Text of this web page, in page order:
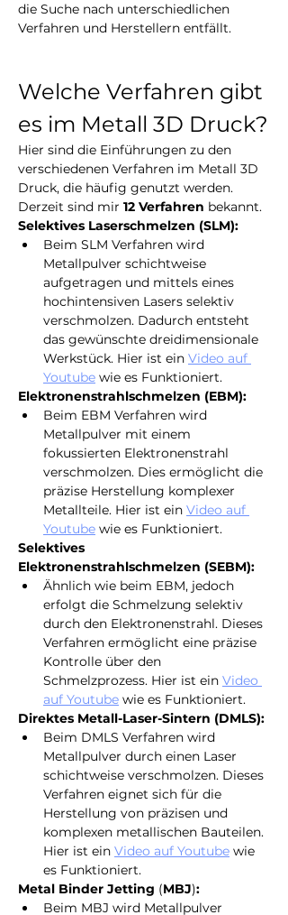
die Suche nach unterschiedlichen
Verfahren und Herstellern entfällt.
Welche Verfahren gibt
es im Metall 3D Druck?
Hier sind die Einführungen zu den
verschiedenen Verfahren im Metall 3D
Druck, die häufig genutzt werden.
Derzeit sind mir 12 Verfahren bekannt.
Selektives Laserschmelzen (SLM):
Beim SLM Verfahren wird
Metallpulver schichtweise
aufgetragen und mittels eines
hochintensiven Lasers selektiv
verschmolzen. Dadurch entsteht
das gewünschte dreidimensionale
Werkstück. Hier ist ein Video auf
Youtube wie es Funktioniert.
Elektronenstrahlschmelzen (EBM):
Beim EBM Verfahren wird
Metallpulver mit einem
fokussierten Elektronenstrahl
verschmolzen. Dies ermöglicht die
präzise Herstellung komplexer
Metallteile. Hier ist ein Video auf
Youtube wie es Funktioniert.
Selektives
Elektronenstrahlschmelzen (SEBM):
Ähnlich wie beim EBM, jedoch
erfolgt die Schmelzung selektiv
durch den Elektronenstrahl. Dieses
Verfahren ermöglicht eine präzise
Kontrolle über den
Schmelzprozess. Hier ist ein Video
auf Youtube wie es Funktioniert.
Direktes Metall-Laser-Sintern (DMLS):
Beim DMLS Verfahren wird
Metallpulver durch einen Laser
schichtweise verschmolzen. Dieses
Verfahren eignet sich für die
Herstellung von präzisen und
komplexen metallischen Bauteilen.
Hier ist ein Video auf Youtube wie
es Funktioniert.
Metal Binder Jetting (MBJ):
Beim MBJ wird Metallpulver